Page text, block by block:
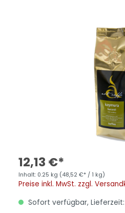
12,13 €*
Inhalt: 0.25 kg (48,52 €* / 1 kg)
Preise inkl. MwSt. zzgl.
Sofort verfügbar, Lieferzeit: